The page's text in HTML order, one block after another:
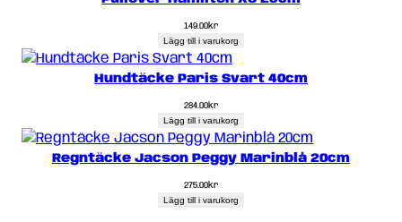
149.00kr
Lägg till i varukorg
Hundtäcke Paris Svart 40cm
284.00kr
Lägg till i varukorg
Regntäcke Jacson Peggy Marinblå 20cm
275.00kr
Lägg till i varukorg